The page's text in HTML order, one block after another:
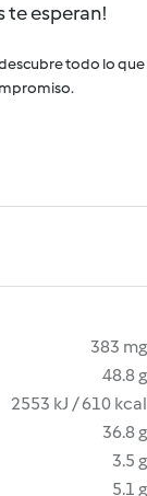
te esperan!
todo lo que
383 mg
48.8 g
2553 kJ / 610 kcal
36.8 g
3.5 g
5.1 g